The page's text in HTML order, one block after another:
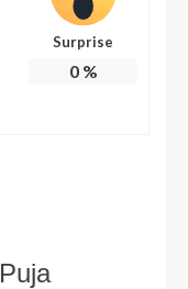
Surprise
0%
Puja